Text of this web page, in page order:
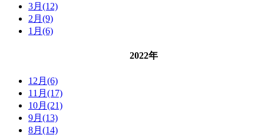
3月(12)
2月(9)
1月(6)
2022年
12月(6)
11月(17)
10月(21)
9月(13)
8月(14)